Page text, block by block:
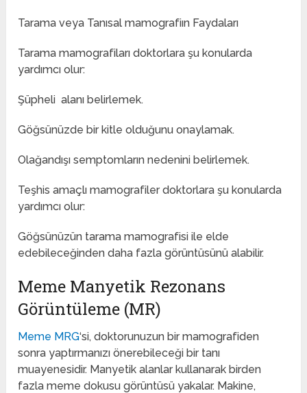
Tarama veya Tanısal mamografiın Faydaları
Tarama mamografiları doktorlara şu konularda
yardımcı olur:
Şüpheli alanı belirlemek.
Göğsünüzde bir kitle olduğunu onaylamak.
Olağandışı semptomların nedenini belirlemek.
Teşhis amaçlı mamografiler doktorlara şu konularda
yardımcı olur:
Göğsünüzün tarama mamografisi ile elde
edebileceğinden daha fazla görüntüsünü alabilir.
Meme Manyetik Rezonans
Görüntüleme (MR)
Meme MRG‘si, doktorunuzun bir mamografiden
sonra yaptırmanızı önerebileceği bir tanı
muayenesidir. Manyetik alanlar kullanarak birden
fazla meme dokusu görüntüsü yakalar. Makine,